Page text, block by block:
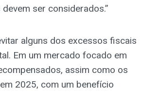
ser considerados.”
alguns dos excessos fiscais
Em um mercado focado em
assim como os
2025, com um benefício